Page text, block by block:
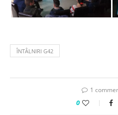
ÎNTÂLNIRI G42
1
0